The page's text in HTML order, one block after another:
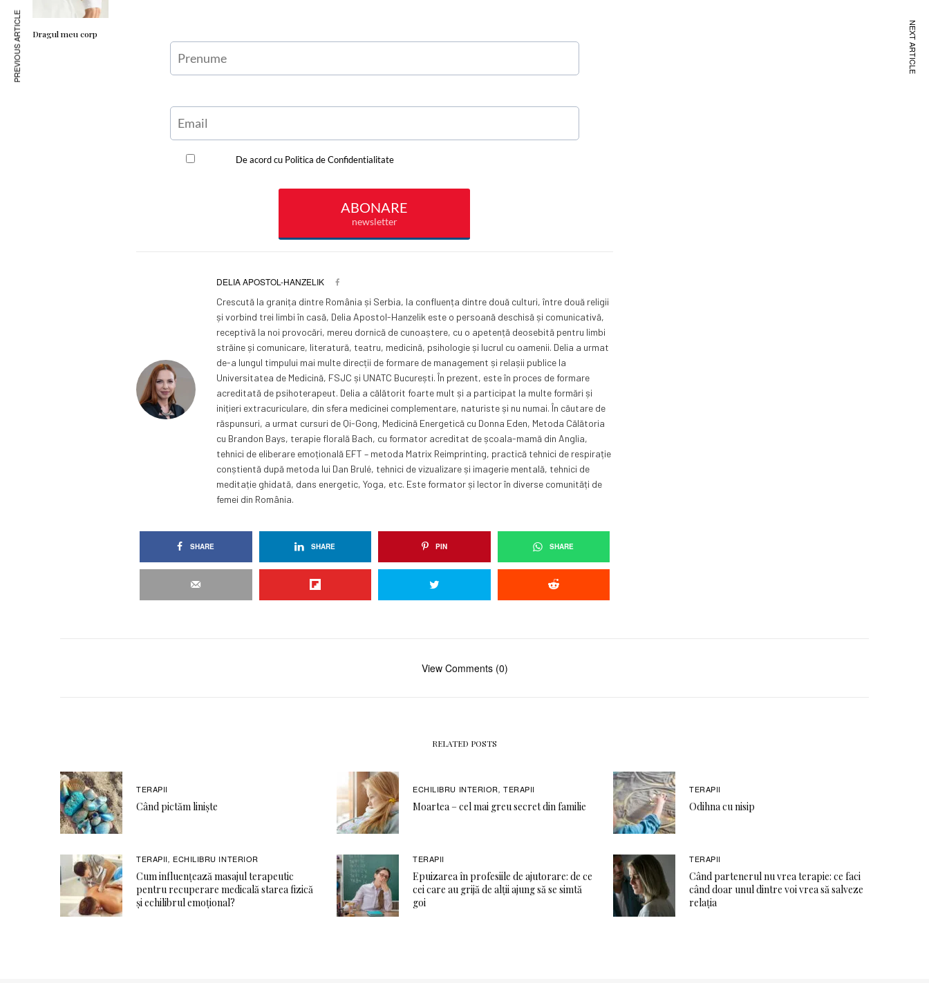
Dragul meu corp
DELIA APOSTOL-HANZELIK
Crescută la granița dintre România și Serbia, la confluența dintre două culturi, între două religii
și vorbind trei limbi în casă, Delia Apostol-Hanzelik este o persoană deschisă și comunicativă,
receptivă la noi provocări, mereu dornică de cunoaștere, cu o apetență deosebită pentru limbi
străine și comunicare, literatură, teatru, medicină, psihologie și lucrul cu oamenii. Delia a urmat
de-a lungul timpului mai multe direcții de formare de management și relașii publice la
Universitatea de Medicină, FSJC și UNATC București. În prezent, este în proces de formare
acreditată de psihoterapeut. Delia a călătorit foarte mult și a participat la multe formări și
inițieri extracuriculare, din sfera medicinei complementare, naturiste și nu numai. În căutare de
răspunsuri, a urmat cursuri de Qi-Gong, Medicină Energetică cu Donna Eden, Metoda Călătoria
cu Brandon Bays, terapie florală Bach, cu formator acreditat de școala-mamă din Anglia,
tehnici de eliberare emoțională EFT – metoda Matrix Reimprinting, practică tehnici de respirație
conștientă după metoda lui Dan Brulé, tehnici de vizualizare și imagerie mentală, tehnici de
meditație ghidată, dans energetic, Yoga, etc. Este formator și lector în diverse comunități de
femei din România.
SHARE SHARE PIN SHARE
PREVIOUS ARTICLE NEXT ARTICLE
View Comments (0)
RELATED POSTS
TERAPII
Când pictăm liniște
ECHILIBRU INTERIOR ,TERAPII
Moartea – cel mai greu secret din familie
TERAPII
Odihna cu nisip
TERAPII, ECHILIBRU INTERIOR
Cum influențează masajul terapeutic
pentru recuperare medicală starea fizică
și echilibrul emoțional?
TERAPII
Epuizarea în profesiile de ajutorare: de ce
cei care au grijă de alții ajung să se simtă
goi
TERAPII
Când partenerul nu vrea terapie: ce faci
când doar unul dintre voi vrea să salveze
relația